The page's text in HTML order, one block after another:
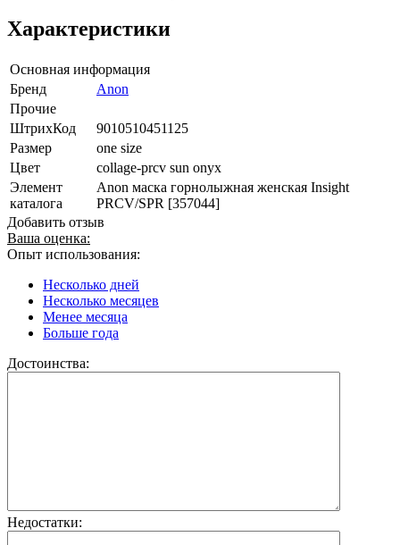
Характеристики
Основная информация
Бренд
Anon
Прочие
ШтрихКод
9010510451125
Размер
one size
Цвет
collage-prcv sun onyx
Элемент
каталога
Anon маска горнолыжная женская Insight
PRCV/SPR [357044]
Добавить отзыв
Ваша оценка:
Опыт использования:
Несколько дней
Несколько месяцев
Менее месяца
Больше года
Достоинства:
Недостатки: